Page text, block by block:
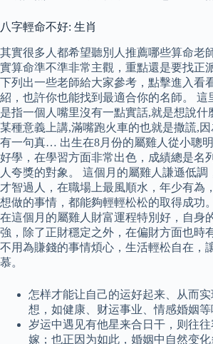
八字輕命不好: 生肖
其實很多人都希望聽別人推薦哪些算命老
實算命準不準非常主觀，重點還是要找正
下列出一些老師給大家參考，點擊進入看
紹，也許你也能找到最適合你的名師。 這
是指一個人嘴里沒有一點實話,就是想說什
某種意義上講,滿嘴跑火車的也就是撒謊,
有一句真… 出生在8月份的屬雞人從小聰
好學，在學習方面非常出色，成績總是名
人夸獎的對象。 這個月的屬雞人謙遜低調
才智過人，在職場上最風順水，年少有為
想做的事情，都能夠輕輕松松的取得成功
在這個月的屬雞人財富運程特別好，自身
強，除了正財穩定之外，在偏財方面也時
不用為賺錢的事情煩心，生活輕松自在，
慕。
怎样才能让自己的运好起来、从而
想，如健康、财运事业、情感婚姻等
岁运中遇见有他星来合日干，则往
嫁；也正因为如此，婚姻中自然变化